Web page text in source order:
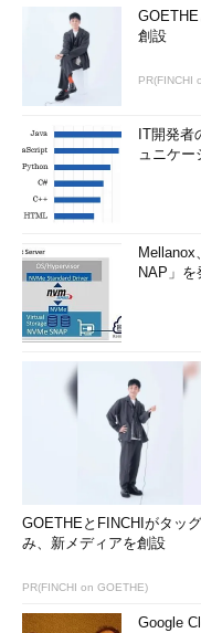
創設
PR(FINCHI
IT開発者
ュニケー
Mellanox
NAP」を
GOETHEとFINCHIがタッ
み、新メディアを創設
PR(FINCHI on GOETHE)
Google